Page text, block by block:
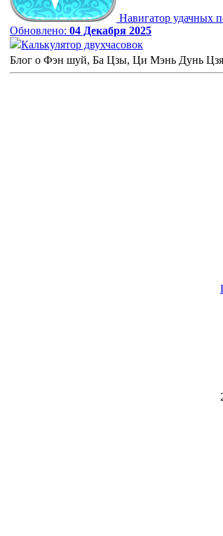
Навигатор удачных
Обновлено: 04 Декабря 2025
Калькулятор двухчасовок
Блог о Фэн шуй, Ба Цзы, Ци Мэнь Дунь Цзя